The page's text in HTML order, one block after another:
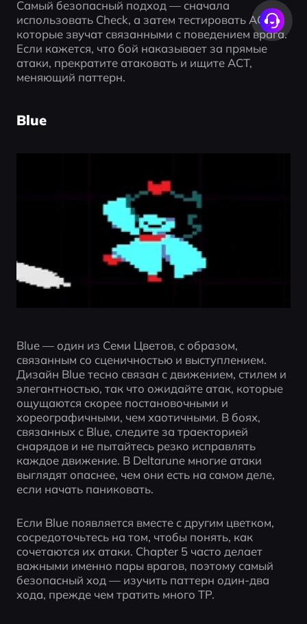
Самый безопасный подход — сначала
использовать Check, а затем тестировать ACT,
которые звучат связанными с поведением врага.
Если кажется, что бой наказывает за прямые
атаки, прекратите атаковать и ищите ACT,
меняющий паттерн.
Blue
Blue — один из Семи Цветов, с образом,
связанным со сценичностью и выступлением.
Дизайн Blue тесно связан с движением, стилем и
элегантностью, так что ожидайте атак, которые
ощущаются скорее постановочными и
хореографичными, чем хаотичными. В боях,
связанных с Blue, следите за траекторией
снарядов и не пытайтесь резко исправлять
каждое движение. В Deltarune многие атаки
выглядят опаснее, чем они есть на самом деле,
если начать паниковать.
Если Blue появляется вместе с другим цветком,
сосредоточьтесь на том, чтобы понять, как
сочетаются их атаки. Chapter 5 часто делает
важными именно пары врагов, поэтому самый
безопасный ход — изучить паттерн один-два
хода, прежде чем тратить много TP.